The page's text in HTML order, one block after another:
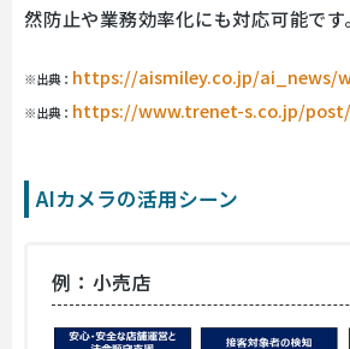
然防止や業務効率化にも対応可能です。
※出典： https://aismiley.co.jp/ai_news/
※出典： https://www.trenet-s.co.jp/
AIカメラの活用シーン
例：小売店